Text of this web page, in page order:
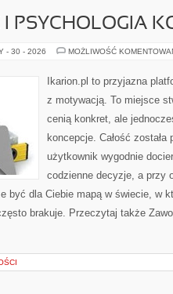
PSYCHOLOGIA
- 30 - 2026 MOŻLIWOŚĆ
Ikarion.pl to przyjazna
z motywacją. To miejsce
cenią konkret, ale
koncepcje. Całość
użytkownik wygodnie
codzienne decyzje, a przy
być dla Ciebie mapą w świecie, w
brakuje. Przeczytaj także